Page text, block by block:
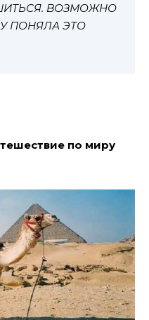
ВОЗМОЖНО
ПОНЯЛА ЭТО
по миру